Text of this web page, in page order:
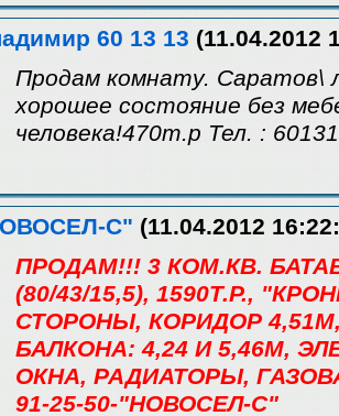
60 13 13 (11.04.2012
Продам комнату. Саратов\
хорошее состояние без
человека!470т.р Тел. :
С" (11.04.2012
ПРОДАМ!!! 3 КОМ.КВ.
(80/43/15,5), 1590Т.Р.,
СТОРОНЫ, КОРИДОР
БАЛКОНА: 4,24 И 5,46М,
ОКНА, РАДИАТОРЫ,
91-25-50-"НОВОСЕЛ-С"